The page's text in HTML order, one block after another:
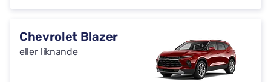
Chevrolet Blazer
eller liknande